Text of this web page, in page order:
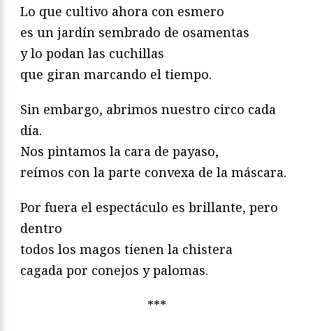
Lo que cultivo ahora con esmero
es un jardín sembrado de osamentas
y lo podan las cuchillas
que giran marcando el tiempo.
Sin embargo, abrimos nuestro circo cada
día.
Nos pintamos la cara de payaso,
reímos con la parte convexa de la máscara.
Por fuera el espectáculo es brillante, pero
dentro
todos los magos tienen la chistera
cagada por conejos y palomas.
***